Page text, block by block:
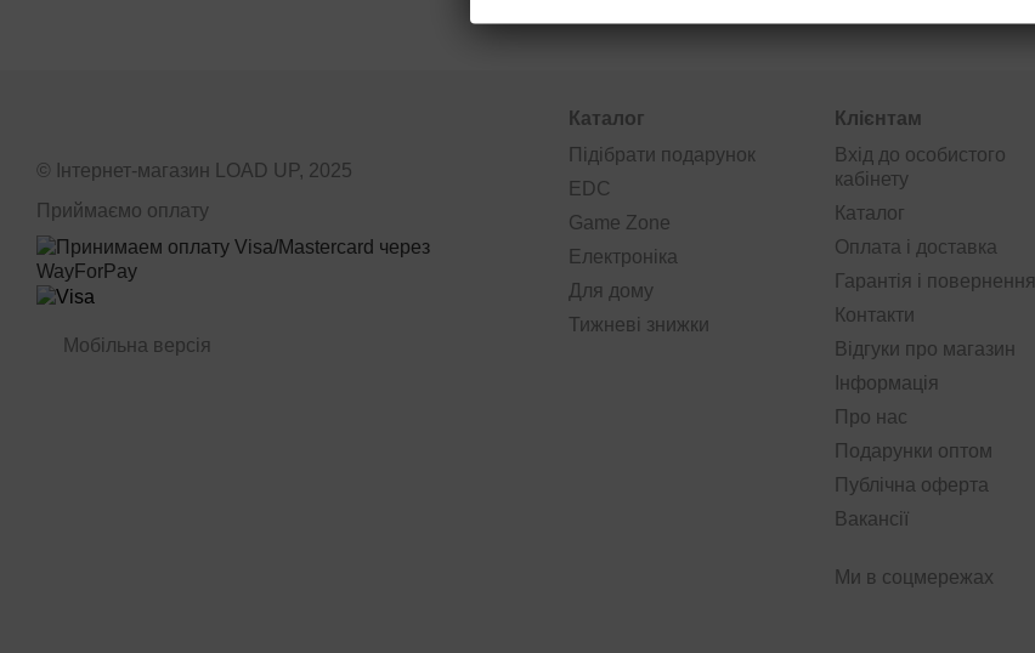
© Інтернет-магазин LOAD UP, 2025
Приймаємо оплату
Мобільна версія
Каталог
Підібрати подарунок
EDC
Game Zone
Електроніка
Для дому
Тижневі знижки
Клієнтам
Вхід до особистого
кабінету
Каталог
Оплата і доставка
Гарантія і повернення
Контакти
Відгуки про магазин
Інформація
Про нас
Подарунки оптом
Публічна оферта
Вакансії
Ми в соцмережах